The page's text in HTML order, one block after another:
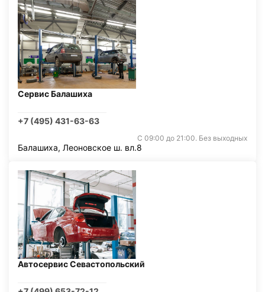
Сервис Балашиха
+7 (495) 431-63-63
С 09:00 до 21:00. Без выходных
Балашиха, Леоновское ш. вл.8
Автосервис Севастопольский